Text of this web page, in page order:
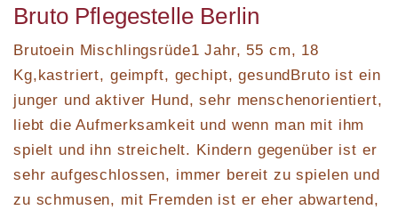
Bruto Pflegestelle Berlin
Brutoein Mischlingsrüde1 Jahr, 55 cm, 18
Kg,kastriert, geimpft, gechipt, gesundBruto ist ein
junger und aktiver Hund, sehr menschenorientiert,
liebt die Aufmerksamkeit und wenn man mit ihm
spielt und ihn streichelt. Kindern gegenüber ist er
sehr aufgeschlossen, immer bereit zu spielen und
zu schmusen, mit Fremden ist er eher abwartend,